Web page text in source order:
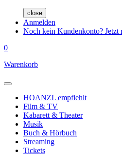
close
Anmelden
Noch kein Kundenkonto? Jetzt
0
Warenkorb
HOANZL empfiehlt
Film & TV
Kabarett & Theater
Musik
Buch & Hörbuch
Streaming
Tickets